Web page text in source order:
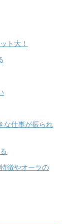
ト大！
な仕事が振られ
徴やオーラの